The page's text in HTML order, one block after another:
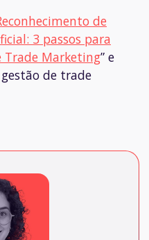
de
3 passos para
Trade Marketing” e
de trade